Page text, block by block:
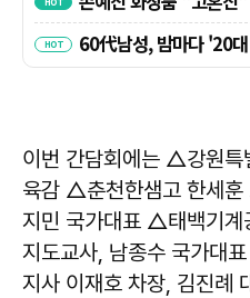
이번 간담회에는 △강원특
육감 △춘천한샘고 한세훈
지민 국가대표 △태백기계
지도교사, 남종수 국가대
지사 이재호 차장, 김진례